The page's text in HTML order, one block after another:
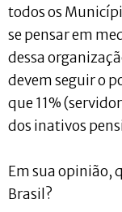
todos os
se pensar em
dessa
devem seguir o
que 11%
dos inativos
Em sua opinião,
Brasil?